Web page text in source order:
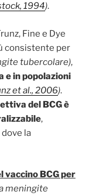
1994).
Fine e Dye
consistente per
tubercolare),
e in popolazioni
et al., 2006).
del BCG è
,
la
BCG per
meningite